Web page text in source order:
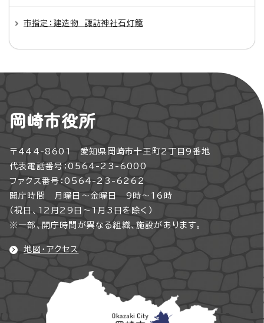
市指定：建造物 諏訪神社石灯籠
岡崎市役所
〒444-8601 愛知県岡崎市十王町2丁目9番地
代表電話番号：0564-23-6000
ファクス番号：0564-23-6262
開庁時間 月曜日～金曜日 9時～16時
（祝日、12月29日～1月3日を除く）
※一部、開庁時間が異なる組織、施設があります。
地図・アクセス